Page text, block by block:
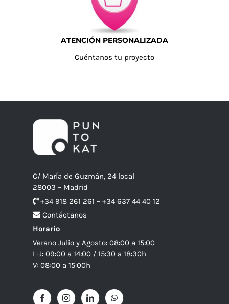
ATENCIÓN PERSONALIZADA
Cuéntanos tu proyecto
C/ María de Guzmán, 24 local
28003 – Madrid
+34 918 261 261 – +34 637 44 40 12
Contáctanos
Horario
Verano Julio y Agosto: 08:00 a 15:00
L-J: 09:00 a 14:00 / 15:30 a 18:30h
V: 08:00 a 15:00h